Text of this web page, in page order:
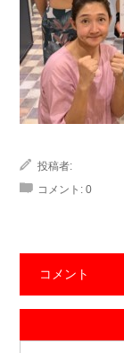
投稿者:
コメント: 0
コメント